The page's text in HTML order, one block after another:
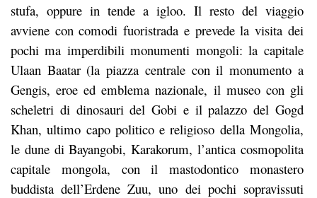
stufa, oppure in tende a igloo. Il resto del viaggio
avviene con comodi fuoristrada e prevede la visita dei
pochi ma imperdibili monumenti mongoli: la capitale
Ulaan Baatar (la piazza centrale con il monumento a
Gengis, eroe ed emblema nazionale, il museo con gli
scheletri di dinosauri del Gobi e il palazzo del Gogd
Khan, ultimo capo politico e religioso della Mongolia,
le dune di Bayangobi, Karakorum, l’antica cosmopolita
capitale mongola, con il mastodontico monastero
buddista dell’Erdene Zuu, uno dei pochi sopravissuti